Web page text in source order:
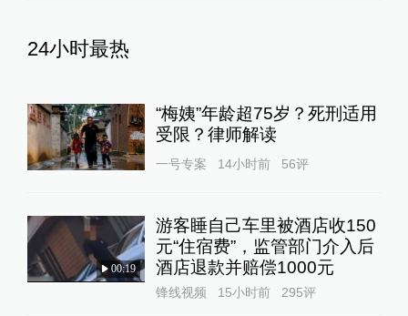
24小时最热
“梅姨”年龄超75岁？死刑适用
受限？律师解读
一号专案 14小时前 56评
00:19
游客睡自己车里被酒店收150
元“住宿费”，监管部门介入后
酒店退款并赔偿1000元
锋线视频 15小时前 295评